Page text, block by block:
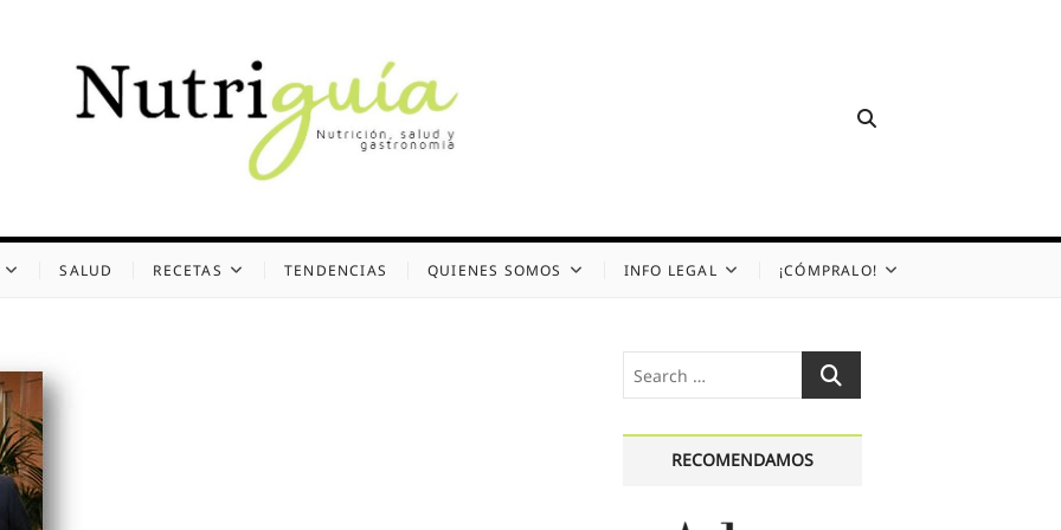
SALUD RECETAS TENDENCIAS QUIENES SOMOS INFO LEGAL ¡CÓMPRALO!
Search
…
RECOMENDAMOS